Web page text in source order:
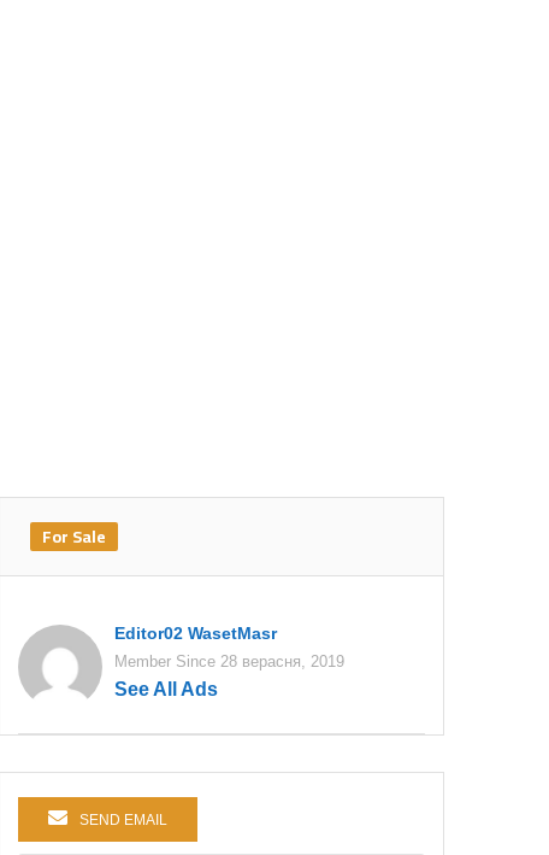
For Sale
Editor02 WasetMasr
Member Since 28 верасня, 2019
See All Ads
SEND EMAIL